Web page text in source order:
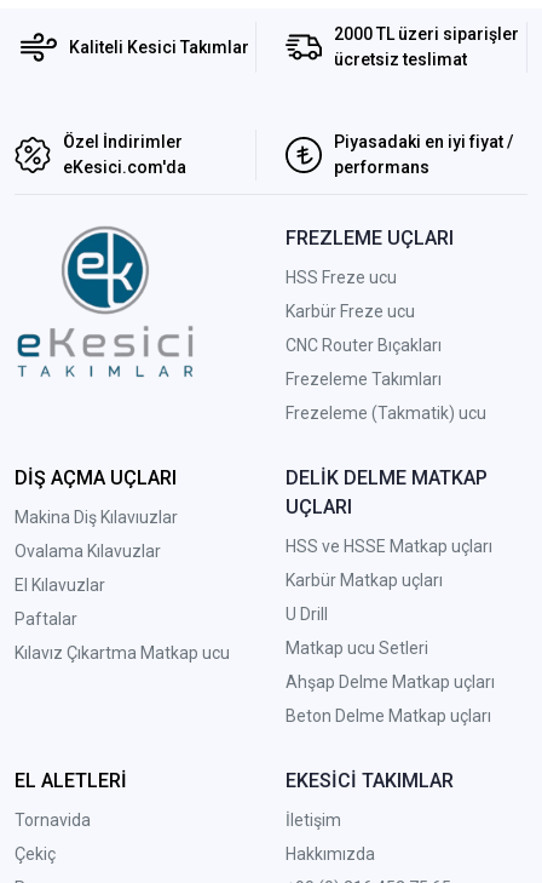
Kaliteli Kesici Takımlar
2000 TL üzeri siparişler
ücretsiz teslimat
Özel İndirimler
eKesici.com'da
Piyasadaki en iyi fiyat /
performans
FREZLEME UÇLARI
HSS Freze ucu
Karbür Freze ucu
CNC Router Bıçakları
Frezeleme Takımları
Frezeleme (Takmatik) ucu
DİŞ AÇMA UÇLARI
Makina Diş Kılavıuzlar
Ovalama Kılavuzlar
El Kılavuzlar
Paftalar
Kılavız Çıkartma Matkap ucu
DELİK DELME MATKAP
UÇLARI
HSS ve HSSE Matkap uçları
Karbür Matkap uçları
U Drill
Matkap ucu Setleri
Ahşap Delme Matkap uçları
Beton Delme Matkap uçları
EL ALETLERİ
Tornavida
Çekiç
EKESİCİ TAKIMLAR
İletişim
Hakkımızda